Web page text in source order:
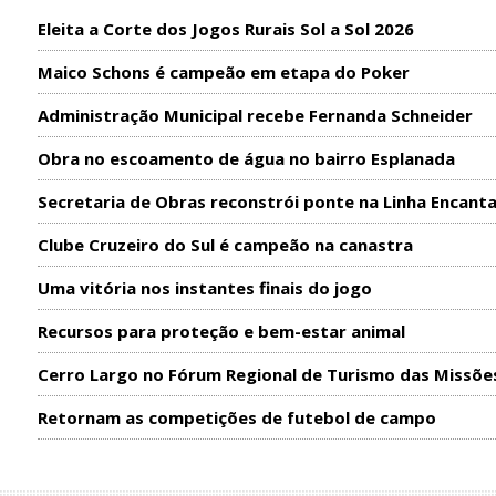
Eleita a Corte dos Jogos Rurais Sol a Sol 2026
Maico Schons é campeão em etapa do Poker
Administração Municipal recebe Fernanda Schneider
Obra no escoamento de água no bairro Esplanada
Secretaria de Obras reconstrói ponte na Linha
Clube Cruzeiro do Sul é campeão na canastra
Uma vitória nos instantes finais do jogo
Recursos para proteção e bem-estar animal
Cerro Largo no Fórum Regional de Turismo das
Retornam as competições de futebol de campo